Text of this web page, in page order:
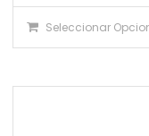
Seleccionar